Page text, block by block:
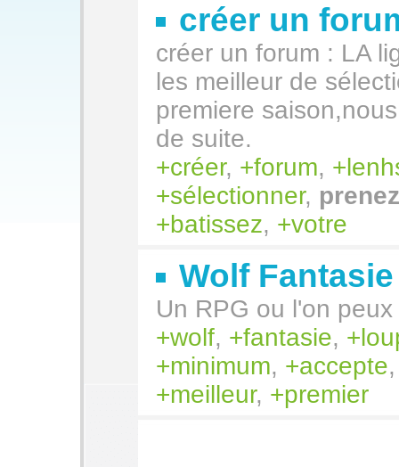
créer un
créer un forum : LA
les meilleur de
premiere
de suite.
créer, forum,
sélectionner, prenez
batissez, votre
Wolf Fantasie
Un RPG ou l'on
wolf, fantasie,
minimum, accepte
meilleur, premier